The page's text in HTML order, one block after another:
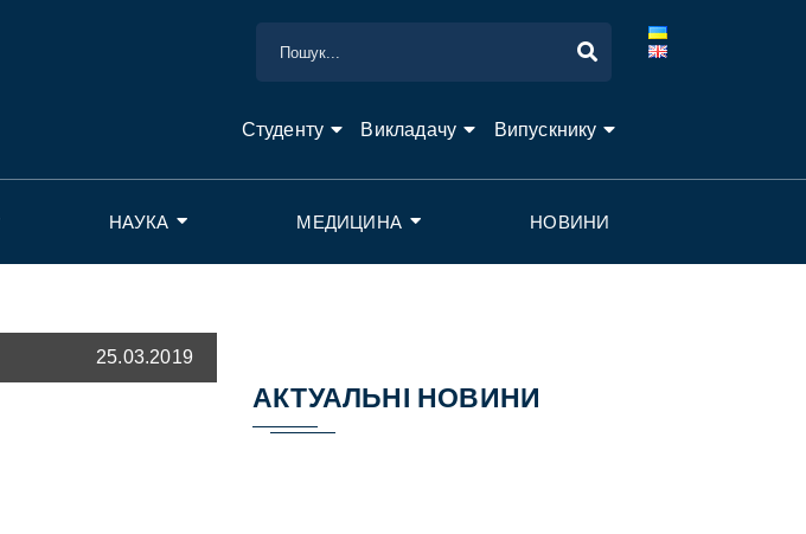
Студенту Викладачу Випускнику
НАУКА МЕДИЦИНА НОВИНИ
25.03.2019
АКТУАЛЬНІ НОВИНИ